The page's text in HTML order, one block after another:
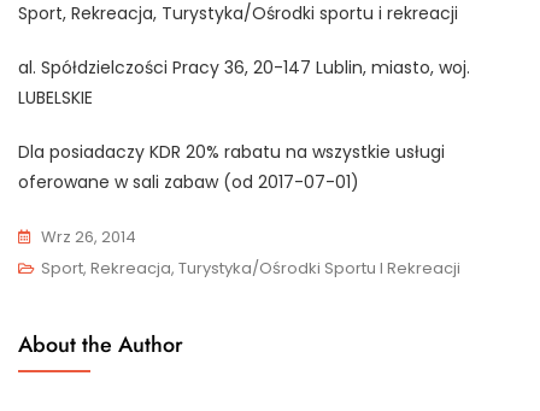
Sport, Rekreacja, Turystyka/Ośrodki sportu i rekreacji
al. Spółdzielczości Pracy 36, 20-147 Lublin, miasto, woj.
LUBELSKIE
Dla posiadaczy KDR 20% rabatu na wszystkie usługi
oferowane w sali zabaw (od 2017-07-01)
Wrz 26, 2014
Sport, Rekreacja, Turystyka/Ośrodki Sportu I Rekreacji
About the Author